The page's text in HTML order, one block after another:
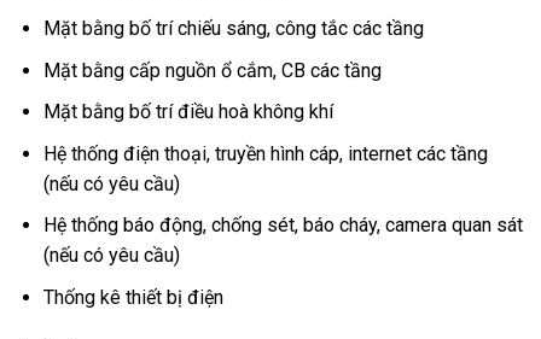
Mặt bằng bố trí chiếu sáng, công tắc các tầng
Mặt bằng cấp nguồn ổ cắm, CB các tầng
Mặt bằng bố trí điều hoà không khí
Hệ thống điện thoại, truyền hình cáp, internet các tầng
(nếu có yêu cầu)
Hệ thống báo động, chống sét, báo cháy, camera quan sát
(nếu có yêu cầu)
Thống kê thiết bị điện